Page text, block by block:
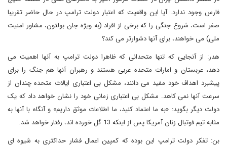
فارس وجود ندارد. آیا این واقعیت که اعتبار دولت ترامپ در حال حاضر تقریبا
صفر است، شروع جنگی را که برخی از افراد (به ویژه جان بولتون، مشاور امنیت
ملی) می خواهند، برای آنها دشوارتر می کند؟
هدر: از آنجایی که تنها متحدانی که ظاهرا دولت ترامپ به آنها اهمیت می
دهد، عربستان و امارات متحده عربی هستند و رهبران آنها هم جنگ را برای
پیشبرد اهداف خود مفید می دانند، مشکل بی اعتباری ایالات متحده چندان از
سرعت آنها نمی کاهد. مشکل بی اعتباری زمانی خود را نشان خواهد داد که یک
دولت دیگر بگوید: «به ما اعتماد کنید، ما اطلاعات موثق داریم» و آنگاه با آنها به
مثابه تیم فوتبال زنان آمریکا پس از اینکه 13 گل خورده اند، رفتار خواهد شد.
بن: تفکر دولت ترامپ این بوده که کمپین اعمال فشار حداکثری به شیوه ای